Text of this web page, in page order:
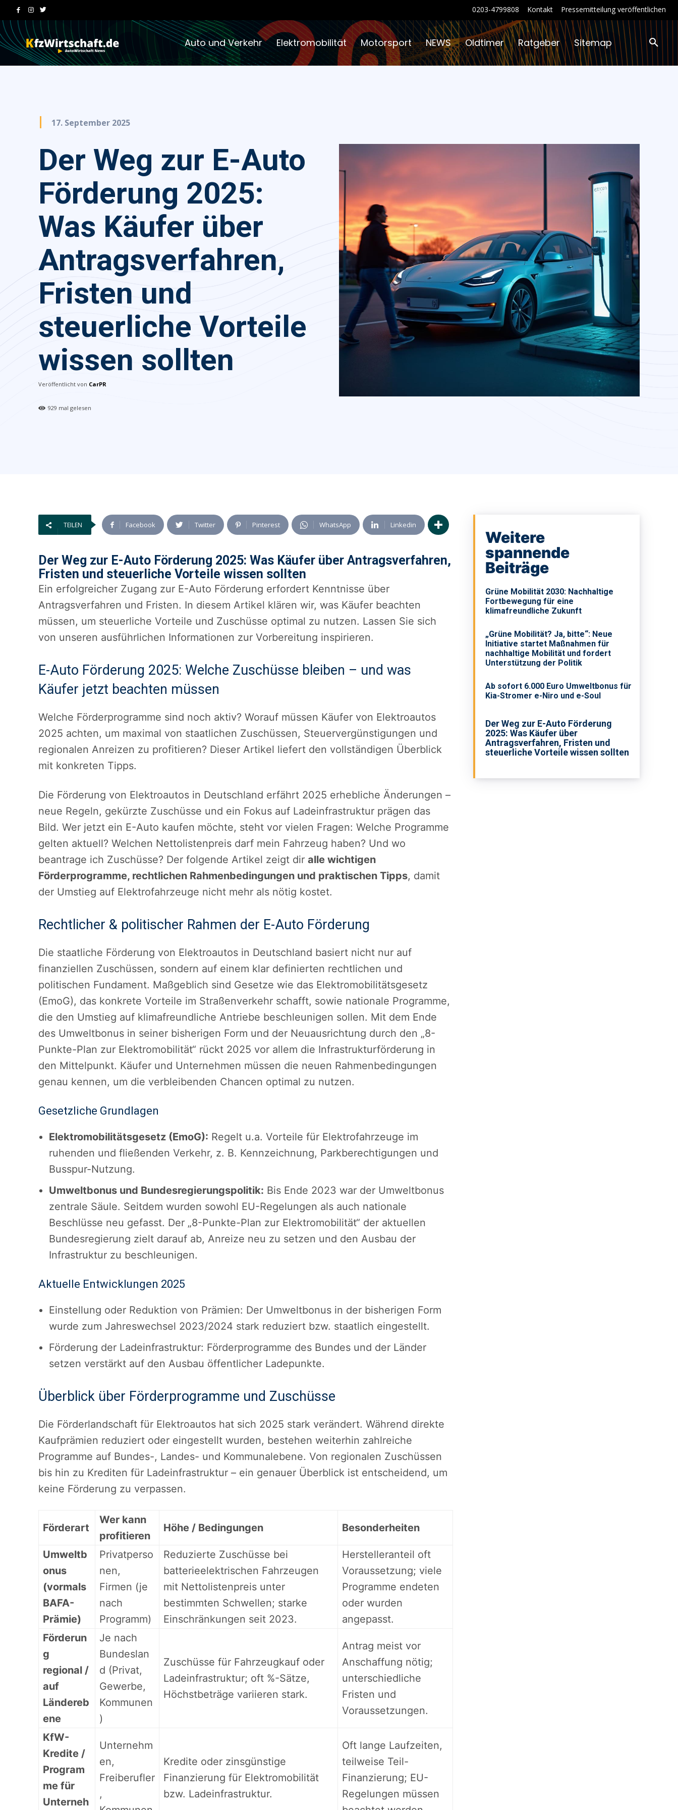
0203-4799808 Kontakt Pressemitteilung veröffentlichen
Auto und Verkehr Elektromobilität Motorsport NEWS Oldtimer Ratgeber Sitemap
17. September 2025
Der Weg zur E-Auto
Förderung 2025:
Was Käufer über
Antragsverfahren,
Fristen und
steuerliche Vorteile
wissen sollten
Veröffentlicht von CarPR
929 mal gelesen
TEILEN Facebook Twitter Pinterest WhatsApp Linkedin
Der Weg zur E-Auto Förderung 2025: Was Käufer über Antragsverfahren,
Fristen und steuerliche Vorteile wissen sollten
Ein erfolgreicher Zugang zur E-Auto Förderung erfordert Kenntnisse über
Antragsverfahren und Fristen. In diesem Artikel klären wir, was Käufer beachten
müssen, um steuerliche Vorteile und Zuschüsse optimal zu nutzen. Lassen Sie sich
von unseren ausführlichen Informationen zur Vorbereitung inspirieren.
E-Auto Förderung 2025: Welche Zuschüsse bleiben – und was
Käufer jetzt beachten müssen
Welche Förderprogramme sind noch aktiv? Worauf müssen Käufer von Elektroautos
2025 achten, um maximal von staatlichen Zuschüssen, Steuervergünstigungen und
regionalen Anreizen zu profitieren? Dieser Artikel liefert den vollständigen Überblick
mit konkreten Tipps.
Die Förderung von Elektroautos in Deutschland erfährt 2025 erhebliche Änderungen –
neue Regeln, gekürzte Zuschüsse und ein Fokus auf Ladeinfrastruktur prägen das
Bild. Wer jetzt ein E-Auto kaufen möchte, steht vor vielen Fragen: Welche Programme
gelten aktuell? Welchen Nettolistenpreis darf mein Fahrzeug haben? Und wo
beantrage ich Zuschüsse? Der folgende Artikel zeigt dir alle wichtigen
Förderprogramme, rechtlichen Rahmenbedingungen und praktischen Tipps, damit
der Umstieg auf Elektrofahrzeuge nicht mehr als nötig kostet.
Rechtlicher & politischer Rahmen der E-Auto Förderung
Die staatliche Förderung von Elektroautos in Deutschland basiert nicht nur auf
finanziellen Zuschüssen, sondern auf einem klar definierten rechtlichen und
politischen Fundament. Maßgeblich sind Gesetze wie das Elektromobilitätsgesetz
(EmoG), das konkrete Vorteile im Straßenverkehr schafft, sowie nationale Programme,
die den Umstieg auf klimafreundliche Antriebe beschleunigen sollen. Mit dem Ende
des Umweltbonus in seiner bisherigen Form und der Neuausrichtung durch den „8-
Punkte-Plan zur Elektromobilität“ rückt 2025 vor allem die Infrastrukturförderung in
den Mittelpunkt. Käufer und Unternehmen müssen die neuen Rahmenbedingungen
genau kennen, um die verbleibenden Chancen optimal zu nutzen.
Gesetzliche Grundlagen
Elektromobilitätsgesetz (EmoG): Regelt u.a. Vorteile für Elektrofahrzeuge im
ruhenden und fließenden Verkehr, z. B. Kennzeichnung, Parkberechtigungen und
Busspur-Nutzung.
Umweltbonus und Bundesregierungspolitik: Bis Ende 2023 war der Umweltbonus
zentrale Säule. Seitdem wurden sowohl EU-Regelungen als auch nationale
Beschlüsse neu gefasst. Der „8-Punkte-Plan zur Elektromobilität“ der aktuellen
Bundesregierung zielt darauf ab, Anreize neu zu setzen und den Ausbau der
Infrastruktur zu beschleunigen.
Aktuelle Entwicklungen 2025
Einstellung oder Reduktion von Prämien: Der Umweltbonus in der bisherigen Form
wurde zum Jahreswechsel 2023/2024 stark reduziert bzw. staatlich eingestellt.
Förderung der Ladeinfrastruktur: Förderprogramme des Bundes und der Länder
setzen verstärkt auf den Ausbau öffentlicher Ladepunkte.
Überblick über Förderprogramme und Zuschüsse
Die Förderlandschaft für Elektroautos hat sich 2025 stark verändert. Während direkte
Kaufprämien reduziert oder eingestellt wurden, bestehen weiterhin zahlreiche
Programme auf Bundes-, Landes- und Kommunalebene. Von regionalen Zuschüssen
bis hin zu Krediten für Ladeinfrastruktur – ein genauer Überblick ist entscheidend, um
keine Förderung zu verpassen.
Förderart
Wer kann
profitieren
Höhe / Bedingungen Besonderheiten
Umweltb
onus
(vormals
BAFA-
Prämie)
Privatperso
nen,
Firmen (je
nach
Programm)
Reduzierte Zuschüsse bei
batterieelektrischen Fahrzeugen
mit Nettolistenpreis unter
bestimmten Schwellen; starke
Einschränkungen seit 2023.
Herstelleranteil oft
Voraussetzung; viele
Programme endeten
oder wurden
angepasst.
Förderun
g
regional /
auf
Ländereb
ene
Je nach
Bundeslan
d (Privat,
Gewerbe,
Kommunen
)
Zuschüsse für Fahrzeugkauf oder
Ladeinfrastruktur; oft %-Sätze,
Höchstbeträge variieren stark.
Antrag meist vor
Anschaffung nötig;
unterschiedliche
Fristen und
Voraussetzungen.
KfW-
Kredite /
Program
me für
Unterneh
Unternehm
en,
Freiberufler
,
Kredite oder zinsgünstige
Finanzierung für Elektromobilität
bzw. Ladeinfrastruktur.
Oft lange Laufzeiten,
teilweise Teil-
Finanzierung; EU-
Regelungen müssen
Weitere
spannende
Beiträge
Grüne Mobilität 2030: Nachhaltige
Fortbewegung für eine
klimafreundliche Zukunft
„Grüne Mobilität? Ja, bitte“: Neue
Initiative startet Maßnahmen für
nachhaltige Mobilität und fordert
Unterstützung der Politik
Ab sofort 6.000 Euro Umweltbonus für
Kia-Stromer e-Niro und e-Soul
Der Weg zur E-Auto Förderung
2025: Was Käufer über
Antragsverfahren, Fristen und
steuerliche Vorteile wissen sollten